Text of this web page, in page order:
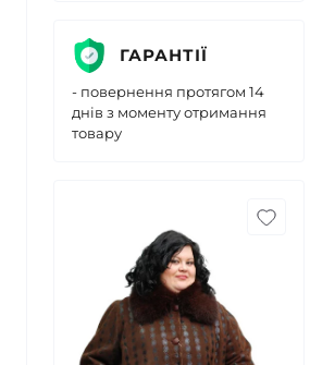
ГАРАНТІЇ
- повернення протягом 14
днів з моменту отримання
товару